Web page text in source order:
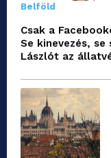
Belföld
Csak a
Se kinevezés, se
Lászlót az